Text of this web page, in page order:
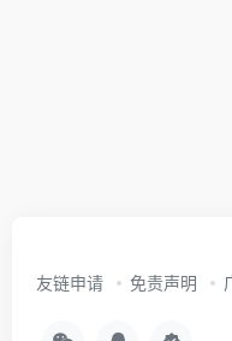
友链申请 免责声明